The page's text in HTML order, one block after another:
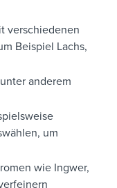
verschiedenen
Beispiel Lachs,
anderem
um
wie Ingwer,